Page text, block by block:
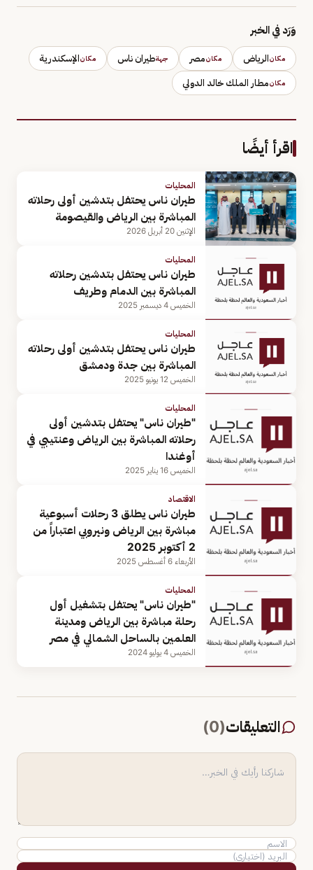
وَرَد في الخبر
مكانالرياض مكانمصر جهةطيران ناس مكانالإسكندرية
مكانمطار الملك خالد الدولي
اقرأ أيضًا
المحليات
طيران ناس يحتفل بتدشين أولى رحلاته
المباشرة بين الرياض والقيصومة
الإثنين 20 أبريل 2026
المحليات
طيران ناس يحتفل بتدشين رحلاته
المباشرة بين الدمام وطريف
الخميس 4 ديسمبر 2025
المحليات
طيران ناس يحتفل بتدشين أولى رحلاته
المباشرة بين جدة ودمشق
الخميس 12 يونيو 2025
المحليات
"طيران ناس" يحتفل بتدشين أولى
رحلاته المباشرة بين الرياض وعنتيبي في
أوغندا
الخميس 16 يناير 2025
الاقتصاد
طيران ناس يطلق 3 رحلات أسبوعية
مباشرة بين الرياض ونيروبي اعتباراً من
2 أكتوبر 2025
الأربعاء 6 أغسطس 2025
المحليات
"طيران ناس" يحتفل بتشغيل أول
رحلة مباشرة بين الرياض ومدينة
العلمين بالساحل الشمالي في مصر
الخميس 4 يوليو 2024
التعليقات(
0
)